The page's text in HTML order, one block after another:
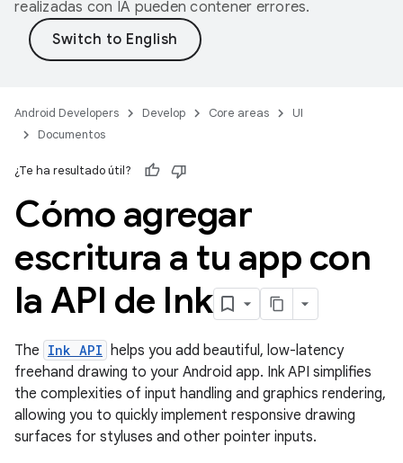
realizadas con IA pueden contener errores.
Android Developers Develop Core areas
UI
Documentos
¿Te ha resultado útil?
Cómo agregar
escritura a tu app con
la API de Ink
The Ink API helps you add beautiful, low-latency
freehand drawing to your Android app. Ink API simplifies
the complexities of input handling and graphics rendering,
allowing you to quickly implement responsive drawing
surfaces for styluses and other pointer inputs.